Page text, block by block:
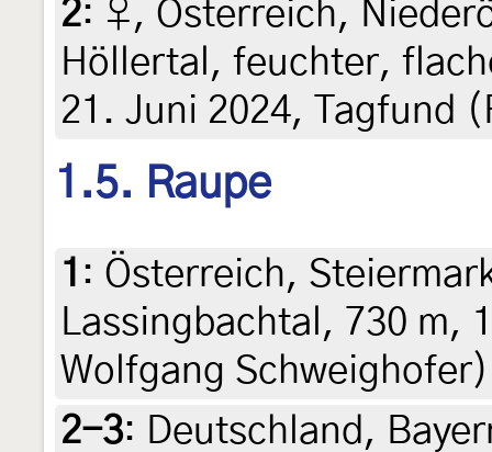
2: ♀, Österreich,
Höllertal, feuchter,
21. Juni 2024, Tagfund
1.5. Raupe
1 : Österreich,
Lassingbachtal, 730 m,
Wolfgang Schweighofer)
2-3: Deutschland,